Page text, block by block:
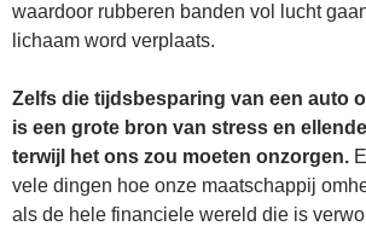
waardoor rubberen banden vol lucht
lichaam word verplaats.
Zelfs die tijdsbesparing van een auto
is een grote bron van stress en
terwijl het ons zou moeten onzorgen.
vele dingen hoe onze maatschappij
als de hele financiele wereld die is